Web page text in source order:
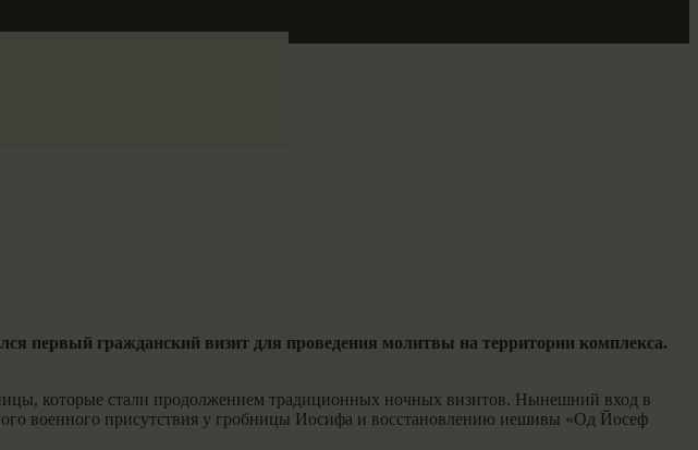
первый гражданский визит для проведения молитвы на территории комплекса.
которые стали продолжением традиционных ночных визитов. Нынешний вход в
военного присутствия у гробницы Иосифа и восстановлению иешивы «Од Йосеф